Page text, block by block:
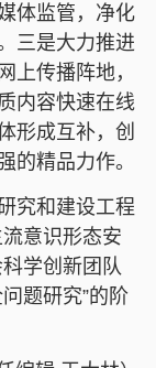
体监管，净化
三是大力推进
上传播阵地，
内容快速在线
形成互补，创
的精品力作。​
究和建设工程
意识形态安
学创新团队
题研究”的阶